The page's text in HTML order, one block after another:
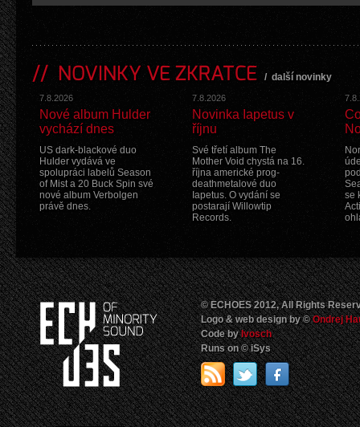
NOVINKY VE ZKRATCE / další novinky
7.8.2026
Nové album Hulder
vychází dnes
US dark-blackové duo
Hulder vydává ve
spolupráci labelů Season
of Mist a 20 Buck Spin své
nové album Verbolgen
právě dnes.
7.8.2026
Novinka Iapetus v
říjnu
Své třetí album The
Mother Void chystá na 16.
října americké prog-
deathmetalové duo
Iapetus. O vydání se
postarají Willowtip
Records.
se
© ECHOES 2012, All Rights
Logo & web design by ©Ondrej
Code byIvosch
Runs on © iSys